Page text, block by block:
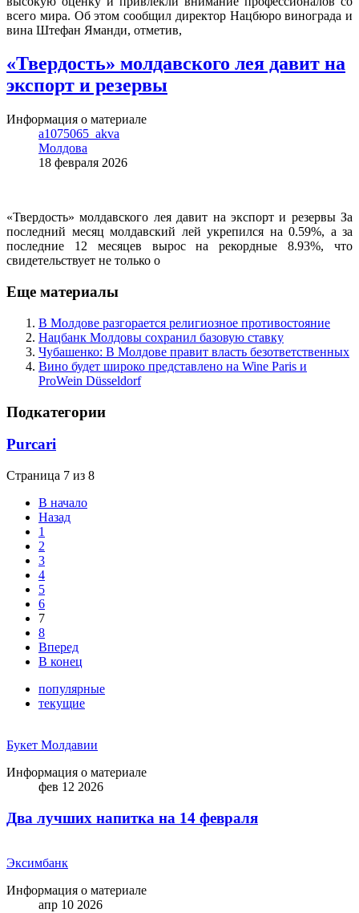
всего мира. Об этом сообщил директор Нацбюро винограда и
вина Штефан Яманди, отметив,
«Твердость» молдавского лея давит на
экспорт и резервы
Информация о материале
a1075065_akva
Молдова
18 февраля 2026
«Твердость» молдавского лея давит на экспорт и резервы За
последний месяц молдавский лей укрепился на 0.59%, а за
последние 12 месяцев вырос на рекордные 8.93%, что
свидетельствует не только о
Еще материалы
В Молдове разгорается религиозное противостояние
Нацбанк Молдовы сохранил базовую ставку
Чубашенко: В Молдове правит власть безответственных
Вино будет широко представлено на Wine Paris и
ProWein Düsseldorf
Подкатегории
Purcari
Страница 7 из 8
В начало
Назад
1
2
3
4
5
6
7
8
Вперед
В конец
популярные
текущие
Букет Молдавии
Информация о материале
фев 12 2026
Два лучших напитка на 14 февраля
Эксимбанк
Информация о материале
апр 10 2026